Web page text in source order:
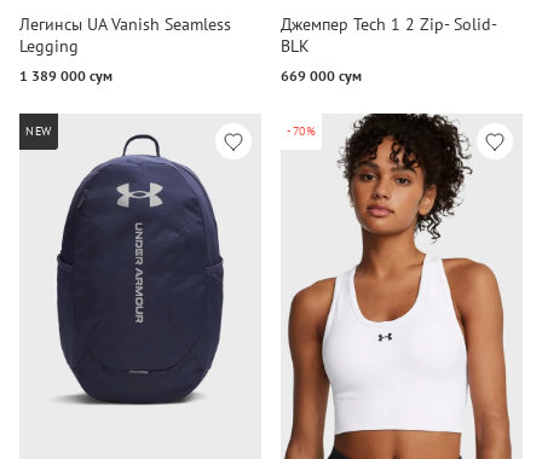
Легинсы UA Vanish Seamless
Legging
1 389 000 сум
Джемпер Tech 1 2 Zip- Solid-
BLK
669 000 сум
NEW -70%